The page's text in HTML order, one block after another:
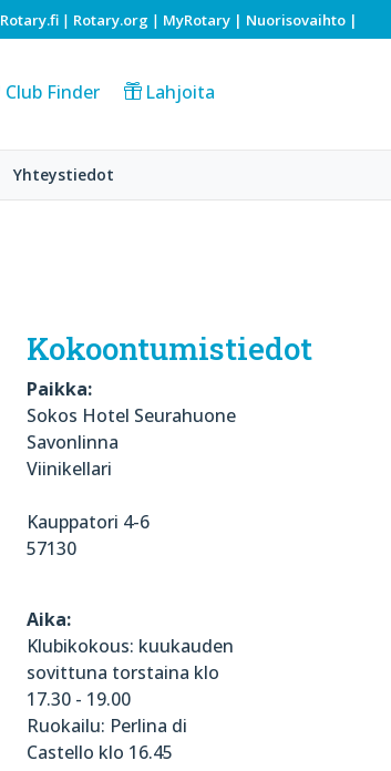
Rotary.fi | Rotary.org | MyRotary | Nuorisovaihto |
Club Finder Lahjoita
Yhteystiedot
Kokoontumistiedot
Paikka:
Sokos Hotel Seurahuone
Savonlinna
Viinikellari
Kauppatori 4-6
57130
Aika:
Klubikokous: kuukauden
sovittuna torstaina klo
17.30 - 19.00
Ruokailu: Perlina di
Castello klo 16.45